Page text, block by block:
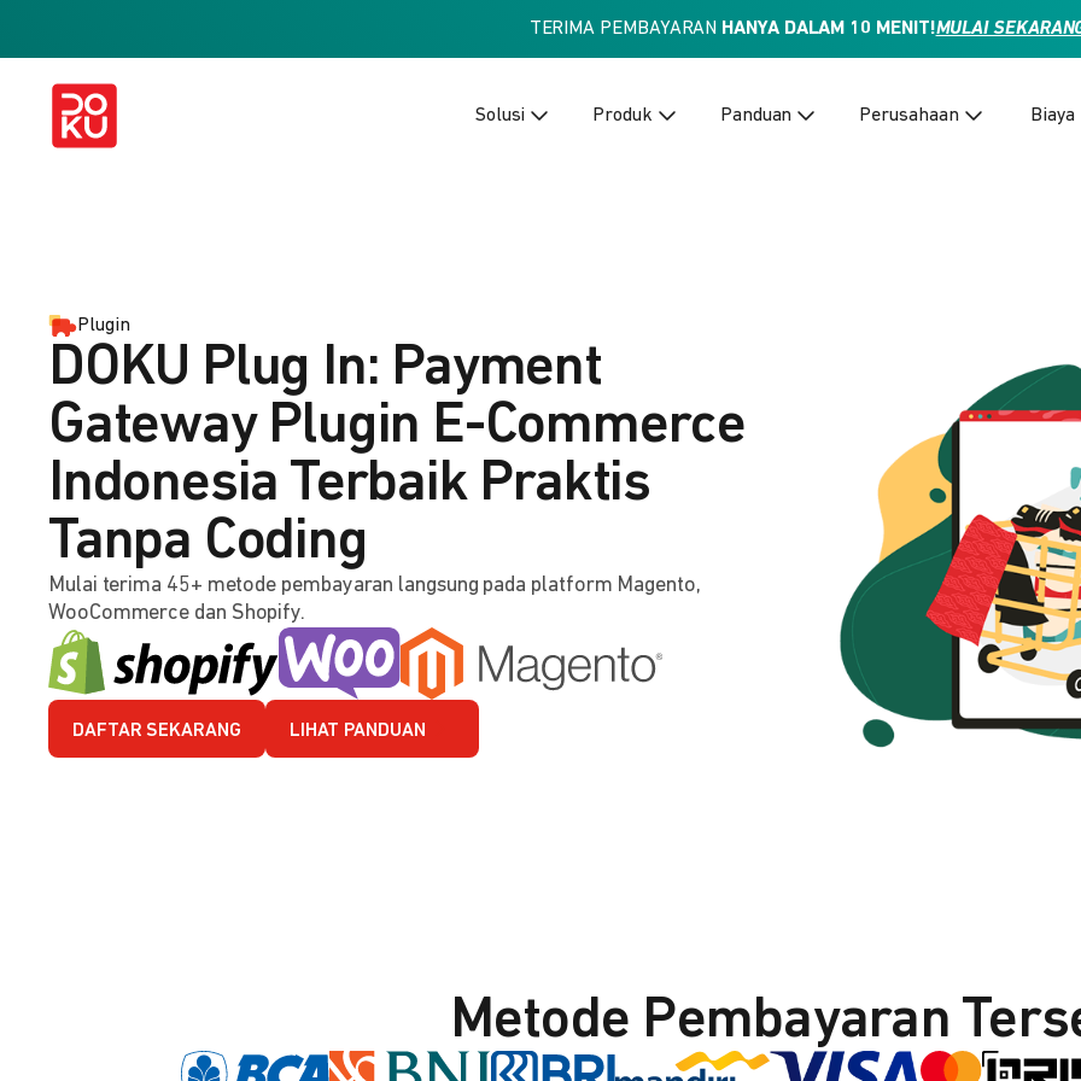
TERIMA PEMBAYARAN HANYA DALAM 10 MENIT!MULAI
Solusi Produk Panduan Perusahaan Biaya
Plugin
DOKU Plug In: Payment
Gateway Plugin E-Commerce
Indonesia Terbaik Praktis
Tanpa Coding
Mulai terima 45+ metode pembayaran langsung pada platform Magento,
WooCommerce dan Shopify.
DAFTAR SEKARANG LIHAT PANDUAN
Metode Pembayaran